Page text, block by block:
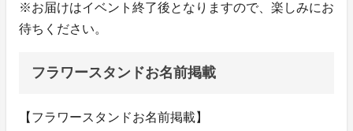
※お届けはイベント終了後となりますので、楽しみにお
待ちください。
フラワースタンドお名前掲載
【フラワースタンドお名前掲載】